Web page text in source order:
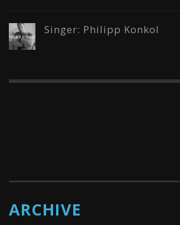
Singer: Philipp Konkol
ARCHIVE